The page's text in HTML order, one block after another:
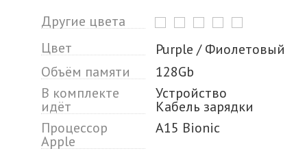
Другие цвета
Цвет
Purple / Фиолетовый
Объём памяти
128Gb
В комплекте
идёт
Устройство
Кабель зарядки
Процессор
Apple
A15 Bionic